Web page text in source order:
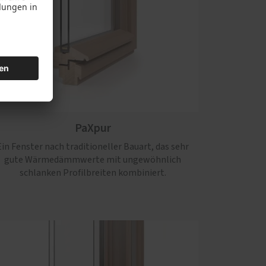
PaXpur
Fenster nach traditioneller Bauart, das sehr
gute Wärmedämmwerte mit ungewöhnlich
schlanken Profilbreiten kombiniert.